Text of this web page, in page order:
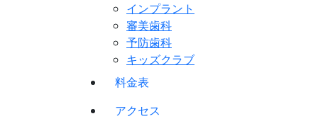
インプラント
審美歯科
予防歯科
キッズクラブ
料金表
アクセス